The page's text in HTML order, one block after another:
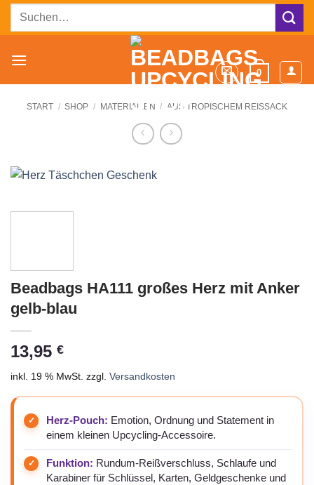
ZumSuchen
0
START / SHOP / MATERIALIEN / AUS TROPISCHEM REISSACK
Beadbags HA111 großes Herz mit Anker
gelb-blau
13,95 €
inkl. 19 % MwSt. zzgl. Versandkosten
Herz-Pouch: Emotion, Ordnung und Statement in
einem kleinen Upcycling-Accessoire.
Funktion: Rundum-Reißverschluss, Schlaufe und
Karabiner für Schlüssel, Karten, Geldgeschenke und